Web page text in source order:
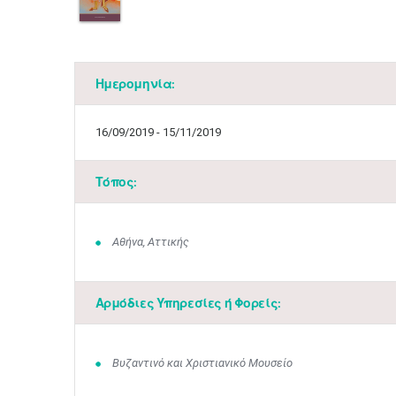
Ημερομηνία:
16/09/2019 - 15/11/2019
Τόπος:
Αθήνα, Αττικής
Αρμόδιες Υπηρεσίες ή Φορείς:
Βυζαντινό και Χριστιανικό Μουσείο